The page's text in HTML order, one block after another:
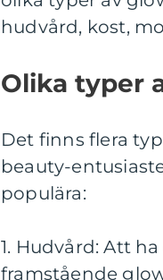
hudvård, kost,
Olika typer
Det finns flera
beauty-
populära:
1. Hudvård: Att
framstående